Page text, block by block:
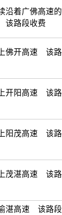
沿着广佛高速的
该路段收费
佛开高速 该路
开阳高速 该路
阳茂高速 该路
茂湛高速 该路
湛高速 该路段